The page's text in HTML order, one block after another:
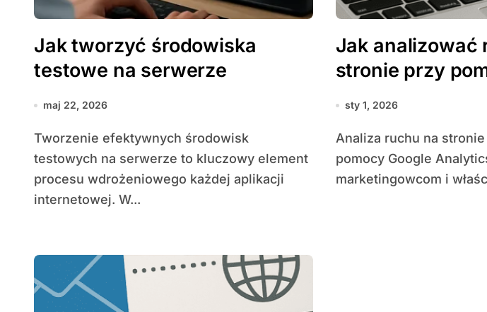
Jak tworzyć środowiska
testowe na serwerze
maj 22, 2026
Tworzenie efektywnych środowisk
testowych na serwerze to kluczowy element
procesu wdrożeniowego każdej aplikacji
internetowej. W...
Jak analizować
stronie przy
Analytics 4
sty 1, 2026
Analiza ruchu na stronie internetowej przy
pomocy Google
marketingowcom i